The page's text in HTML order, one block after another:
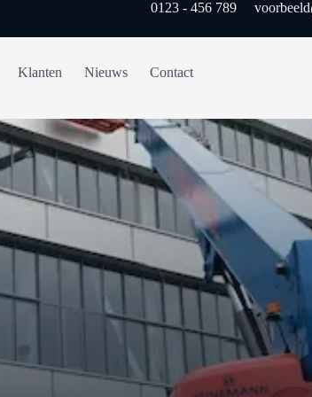
0123 - 456 789
Klanten Nieuws Contact